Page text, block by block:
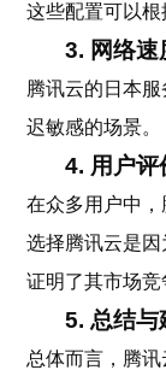
这些配置可以根
3. 网络速
腾讯云的日本
迟敏感的场景
4. 用户评
在众多用户中，
选择腾讯云是
证明了其市场竞
5. 总结与
总体而言，腾